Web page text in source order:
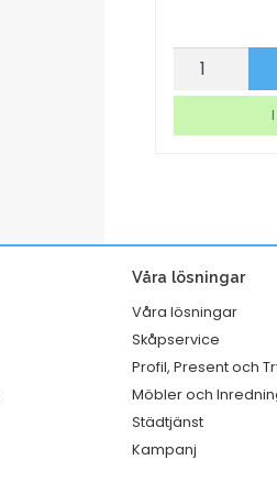
Märkband
tag
Våra lösningar
Våra lösningar
Skåpservice
Profil, Present och
Möbler och
Städtjänst
Kampanj